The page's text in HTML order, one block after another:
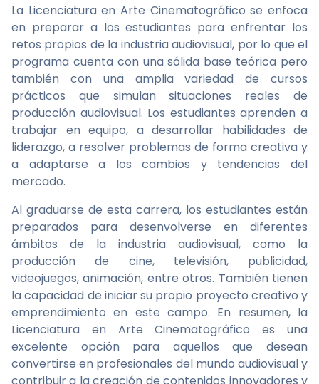
La Licenciatura en Arte Cinematográfico se enfoca
en preparar a los estudiantes para enfrentar los
retos propios de la industria audiovisual, por lo que el
programa cuenta con una sólida base teórica pero
también con una amplia variedad de cursos
prácticos que simulan situaciones reales de
producción audiovisual. Los estudiantes aprenden a
trabajar en equipo, a desarrollar habilidades de
liderazgo, a resolver problemas de forma creativa y
a adaptarse a los cambios y tendencias del
mercado.
Al graduarse de esta carrera, los estudiantes están
preparados para desenvolverse en diferentes
ámbitos de la industria audiovisual, como la
producción de cine, televisión, publicidad,
videojuegos, animación, entre otros. También tienen
la capacidad de iniciar su propio proyecto creativo y
emprendimiento en este campo. En resumen, la
Licenciatura en Arte Cinematográfico es una
excelente opción para aquellos que desean
convertirse en profesionales del mundo audiovisual y